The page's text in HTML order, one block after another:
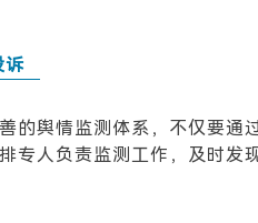
诉
的舆情监测体系，不仅要通
专人负责监测工作，及时